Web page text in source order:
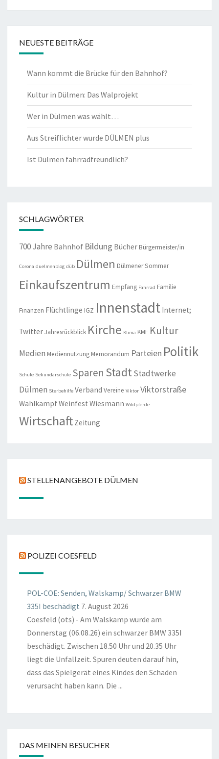
NEUESTE BEITRÄGE
Wann kommt die Brücke für den Bahnhof?
Kultur in Dülmen: Das Walprojekt
Wer in Dülmen was wählt…
Aus Streiflichter wurde DÜLMEN plus
Ist Dülmen fahrradfreundlich?
SCHLAGWÖRTER
700 Jahre Bahnhof Bildung Bücher Bürgermeister/in
Corona duelmenblog düb Dülmen Dülmener Sommer
Einkaufszentrum Empfang Fahrrad Familie
Finanzen Flüchtlinge IGZ Innenstadt Internet;
TwitterJahresrückblick Kirche Klima KMF Kultur
Medien Mediennutzung Memorandum Parteien Politik
Schule Sekundarschule Sparen StadtStadtwerke
Dülmen Sterbehilfe Verband Vereine Viktor Viktorstraße
WahlkampfWeinfest Wiesmann Wildpferde
Wirtschaft Zeitung
STELLENANGEBOTE DÜLMEN
POLIZEI COESFELD
POL-COE: Senden, Walskamp/ Schwarzer BMW
335I beschädigt 7. August 2026
Coesfeld (ots) - Am Walskamp wurde am
Donnerstag (06.08.26) ein schwarzer BMW 335I
beschädigt. Zwischen 18.50 Uhr und 20.35 Uhr
liegt die Unfallzeit. Spuren deuten darauf hin,
dass das Spielgerät eines Kindes den Schaden
verursacht haben kann. Die ...
DAS MEINEN BESUCHER